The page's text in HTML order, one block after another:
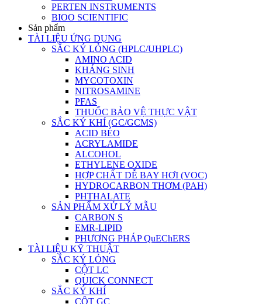
PERTEN INSTRUMENTS
BIOO SCIENTIFIC
Sản phẩm
TÀI LIỆU ỨNG DỤNG
SẮC KÝ LỎNG (HPLC/UHPLC)
AMINO ACID
KHÁNG SINH
MYCOTOXIN
NITROSAMINE
PFAS
THUỐC BẢO VỆ THỰC VẬT
SẮC KÝ KHÍ (GC/GCMS)
ACID BÉO
ACRYLAMIDE
ALCOHOL
ETHYLENE OXIDE
HỢP CHẤT DỄ BAY HƠI (VOC)
HYDROCARBON THƠM (PAH)
PHTHALATE
SẢN PHẨM XỬ LÝ MẪU
CARBON S
EMR-LIPID
PHƯƠNG PHÁP QuEChERS
TÀI LIỆU KỸ THUẬT
SẮC KÝ LỎNG
CỘT LC
QUICK CONNECT
SẮC KÝ KHÍ
CỘT GC